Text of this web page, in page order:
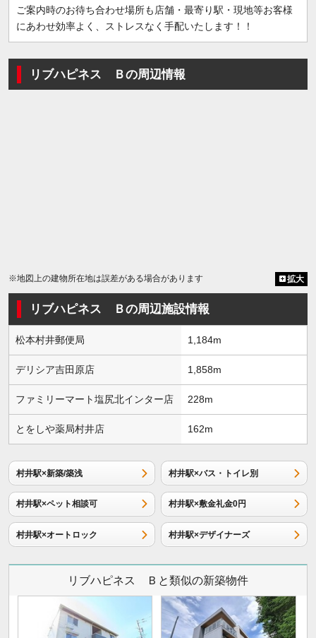
ご案内時のお待ち合わせ場所も店舗・最寄り駅・現地等お客様
にあわせ効率よく、ストレスなく手配いたします！！
リブハピネス Ｂの周辺情報
※地図上の建物所在地は誤差がある場合があります 拡大
リブハピネス Ｂの周辺施設情報
松本村井郵便局 1,184m
デリシア吉田原店 1,858m
ファミリーマート塩尻北インター店 228m
とをしや薬局村井店 162m
村井駅×新築/築浅 村井駅×バス・トイレ別
村井駅×ペット相談可 村井駅×敷金礼金0円
村井駅×オートロック 村井駅×デザイナーズ
リブハピネス Ｂと類似の新築物件